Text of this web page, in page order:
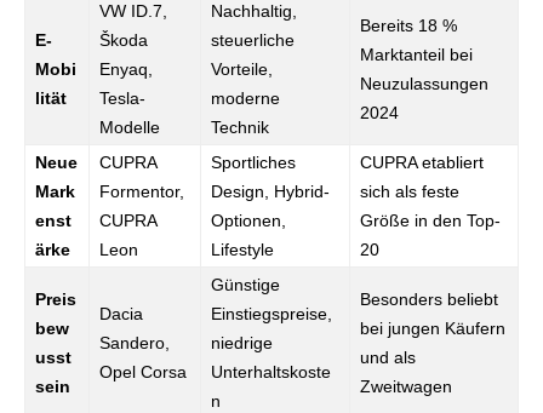
E-
Mobi
lität
VW ID.7,
Škoda
Enyaq,
Tesla-
Modelle
Nachhaltig,
steuerliche
Vorteile,
moderne
Technik
Bereits 18 %
Marktanteil bei
Neuzulassungen
2024
Neue
Mark
enst
ärke
CUPRA
Formentor,
CUPRA
Leon
Sportliches
Design, Hybrid-
Optionen,
Lifestyle
CUPRA etabliert
sich als feste
Größe in den Top-
20
Preis
bew
usst
sein
Dacia
Sandero,
Opel Corsa
Günstige
Einstiegspreise,
niedrige
Unterhaltskoste
n
Besonders beliebt
bei jungen Käufern
und als
Zweitwagen